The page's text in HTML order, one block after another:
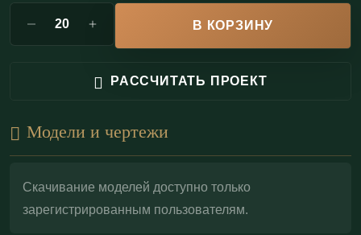
отличие от полиуретана.
Пожаробезопасность:Гипс — негорючий
материал (КМ0). В отличие от полиуретана, он
влагостойкого варианта (по запросу);
Молдинг легко грунтуется и окрашивается в любой
цвет, поддерживая как контрастные, так и
В КОРЗИНУ
РАССЧИТАТЬ ПРОЕКТ
Модели и чертежи
Скачивание моделей доступно только
зарегистрированным пользователям.